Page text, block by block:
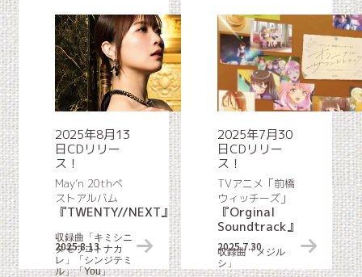
収録曲「BLUE
COMPASS」他
2025.8.13 リリース情報
2025年8月13
日CDリリー
ス！
May’n 20thベ
ストアルバム
『TWENTY//NEXT』
収録曲「キミシニ
タモウコトナカ
レ」「シンジテミ
ル」「You」
2025.7.30
2025年7月30
日CDリリー
ス！
TVアニメ「前橋
ウィッチーズ」
『Orginal
Soundtrack』
収録曲「メジル
シ」